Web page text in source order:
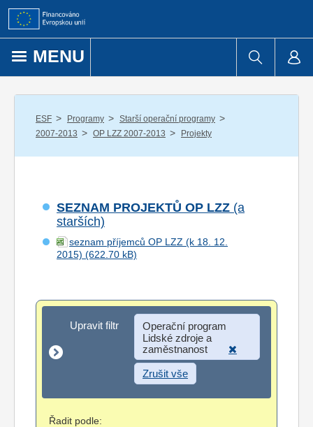
Přejít k obsahu
MENU
ESF / Programy / Starší operační programy /
2007-2013 / OP LZZ 2007-2013 / Projekty
SEZNAM PROJEKTŮ OP LZZ (a
starších)
seznam příjemců OP LZZ (k 18. 12.
2015)
Upravit filtr
Upravit filtr
Operační program
Lidské zdroje a
zaměstnanost
Zrušit vše
Řadit podle: